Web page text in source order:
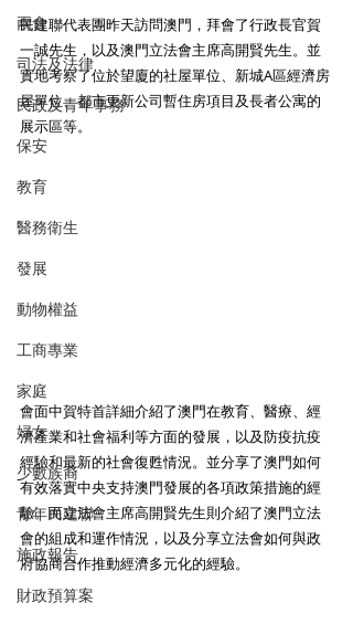
兩會
司法及法律
民政及青年事務
保安
教育
醫務衛生
發展
動物權益
工商專業
家庭
婦女
少數族裔
青年民建聯
施政報告
財政預算案
民建聯代表團昨天訪問澳門，拜會了行政長官賀
一誠先生，以及澳門立法會主席高開賢先生。並
實地考察了位於望廈的社屋單位、新城A區經濟房
屋單位、都市更新公司暫住房項目及長者公寓的
展示區等。
會面中賀特首詳細介紹了澳門在教育、醫療、經
濟產業和社會福利等方面的發展，以及防疫抗疫
經驗和最新的社會復甦情況。並分享了澳門如何
有效落實中央支持澳門發展的各項政策措施的經
驗。而立法會主席高開賢先生則介紹了澳門立法
會的組成和運作情況，以及分享立法會如何與政
府協商合作推動經濟多元化的經驗。